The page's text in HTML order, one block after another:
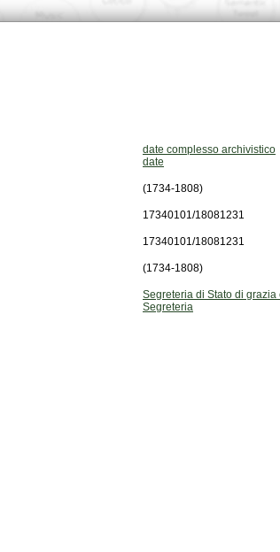
date complesso archivistico
date
(1734-1808)
17340101/18081231
17340101/18081231
(1734-1808)
Segreteria di Stato di grazia
Segreteria